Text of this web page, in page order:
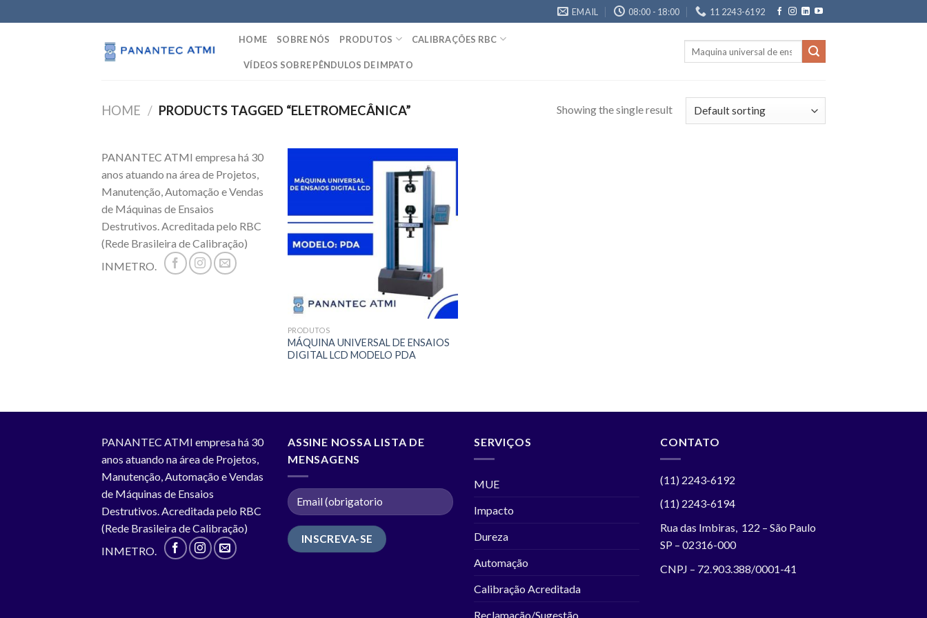
to
EMAIL 08:00 - 18:00 11 2243-6192
HOME SOBRE NÓS PRODUTOS CALIBRAÇÕES RBC
VÍDEOS SOBRE PÊNDULOS DE IMPATO
HOME / PRODUCTS TAGGED “ELETROMECÂNICA” Showing the single result
PANANTEC ATMI empresa há 30
anos atuando na área de Projetos,
Manutenção, Automação e Vendas
de Máquinas de Ensaios
Destrutivos. Acreditada pelo RBC
(Rede Brasileira de Calibração)
INMETRO.
PRODUTOS
MÁQUINA UNIVERSAL DE ENSAIOS
DIGITAL LCD MODELO PDA
PANANTEC ATMI empresa há 30
anos atuando na área de Projetos,
Manutenção, Automação e Vendas
de Máquinas de Ensaios
Destrutivos. Acreditada pelo RBC
(Rede Brasileira de Calibração)
INMETRO.
ASSINE NOSSA LISTA DE
MENSAGENS
SERVIÇOS
MUE
Impacto
Dureza
Automação
Calibração Acreditada
Reclamação/Sugestão
CONTATO
(11) 2243-6192
(11) 2243-6194
Rua das Imbiras, 122 – São Paulo
SP – 02316-000
CNPJ – 72.903.388/0001-41